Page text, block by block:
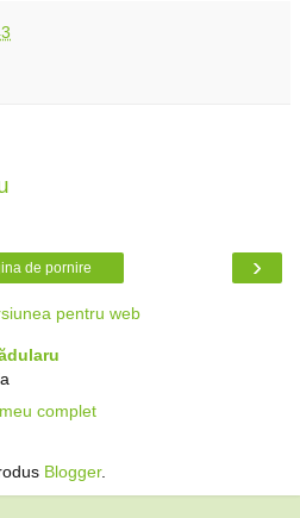
›
de pornire
pentru web
complet
Blogger.